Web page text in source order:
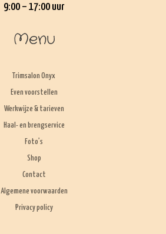
9:00 – 17:00 uur
Menu
Trimsalon Onyx
Even voorstellen
Werkwijze & tarieven
Haal- en brengservice
Foto’s
Shop
Contact
Algemene voorwaarden
Privacy policy